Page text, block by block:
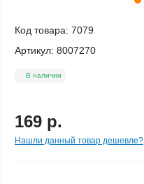
Код товара: 7079
Артикул: 8007270
В наличии
169 р.
Нашли данный товар дешевле?